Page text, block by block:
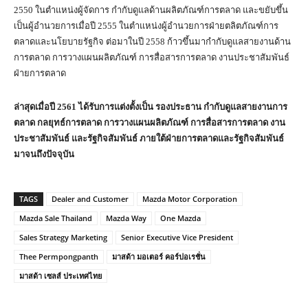
2550 ในตำแหน่งผู้จัดการ กำกับดูแลด้านผลิตภัณฑ์การตลาด และขยับขึ้น
เป็นผู้อำนวยการเมื่อปี 2555 ในตำแหน่งผู้อำนวยการฝ่ายตลิตภัณฑ์การ
ตลาดและนโยบายรัฐกิจ ต่อมาในปี 2558 ก้าวขึ้นมากำกับดูแลสายงานด้าน
การตลาด การวางแผนผลิตภัณฑ์ การสื่อสารการตลาด งานประชาสัมพันธ์
ฝ่ายการตลาด
ล่าสุดเมื่อปี 2561 ได้รับการแต่งตั้งเป็น รองประธาน กำกับดูแลสายงานการ
ตลาด กลยุทธ์การตลาด การวางแผนผลิตภัณฑ์ การสื่อสารการตลาด งาน
ประชาสัมพันธ์ และรัฐกิจสัมพันธ์ ภายใต้ฝ่ายการตลาดและรัฐกิจสัมพันธ์
มาจนถึงปัจจุบัน
TAGS Dealer and Customer
Mazda Motor Corporation
Mazda Sale Thailand
Mazda Way
One Mazda
Sales Strategy Marketing
Senior Executive Vice President
Thee Permpongpanth
มาสด้า มอเตอร์ คอร์ปอเรชั่น
มาสด้า เซลส์ ประเทศไทย